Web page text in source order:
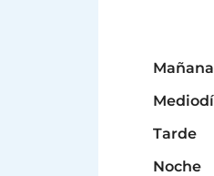
Mañana
Tarde
Noche